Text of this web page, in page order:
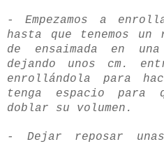
- Empezamos a
hasta que tenemos
de ensaimada en
dejando unos cm.
enrollándola para
tenga espacio para
doblar su volumen .
- Dejar reposar